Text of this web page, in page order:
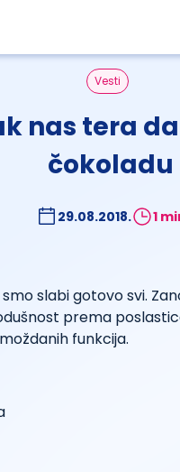
Vesti
nas tera
čokoladu
29.08.2018. 1
slabi gotovo svi.
prema
funkcija.